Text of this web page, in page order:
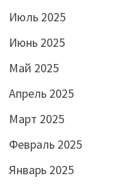
Июль 2025
Июнь 2025
Май 2025
Апрель 2025
Март 2025
Февраль 2025
Январь 2025